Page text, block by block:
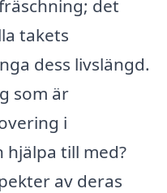
det
takets
dess livslängd.
som är
i
till med?
av deras